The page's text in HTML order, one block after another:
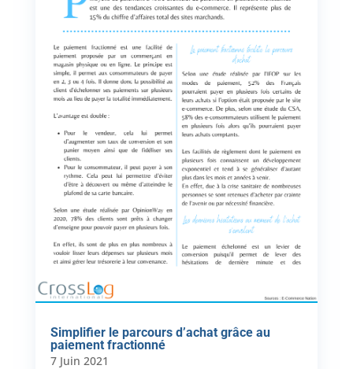
Simplifier le parcours d’achat grâce au
paiement fractionné
7 Juin 2021